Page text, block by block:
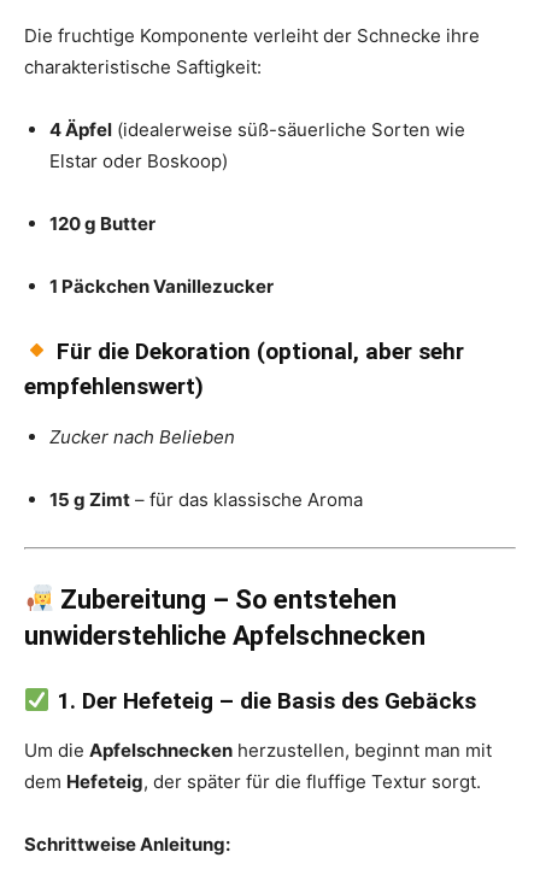
Die fruchtige Komponente verleiht der Schnecke ihre
charakteristische Saftigkeit:
4 Äpfel (idealerweise süß-säuerliche Sorten wie
Elstar oder Boskoop)
120 g Butter
1 Päckchen Vanillezucker
Für die Dekoration (optional, aber sehr
empfehlenswert)
Zucker nach Belieben
15 g Zimt – für das klassische Aroma
Zubereitung – So entstehen
unwiderstehliche Apfelschnecken
1. Der Hefeteig – die Basis des Gebäcks
Um die Apfelschnecken herzustellen, beginnt man mit
dem Hefeteig, der später für die fluffige Textur sorgt.
Schrittweise Anleitung: